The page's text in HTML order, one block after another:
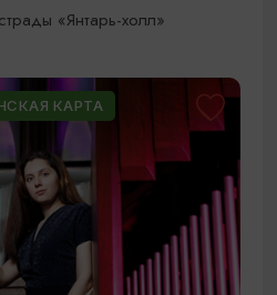
«Янтарь-холл»
КАРТА